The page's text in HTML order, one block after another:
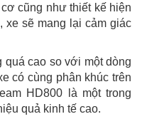
cũng như thiết kế hiện
xe sẽ mang lại cảm giác
quá cao so với một dòng
có cùng phân khúc trên
HD800 là một trong
quả kinh tế cao.